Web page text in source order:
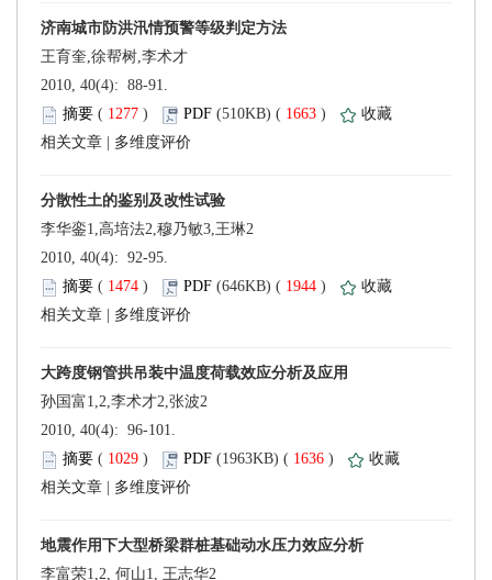
2010, 40(4): 88-91.
(
) 1663 )
2010, 40(4): 92-95.
(
) 1944 )
2010, 40(4): 96-101.
(
) 1636 )